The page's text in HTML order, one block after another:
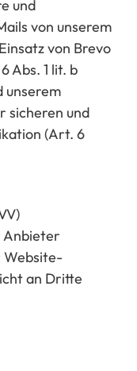
und
von unserem
von Brevo
Abs. 1 lit. b
unserem
sicheren und
(Art. 6
Anbieter
Website-
an Dritte